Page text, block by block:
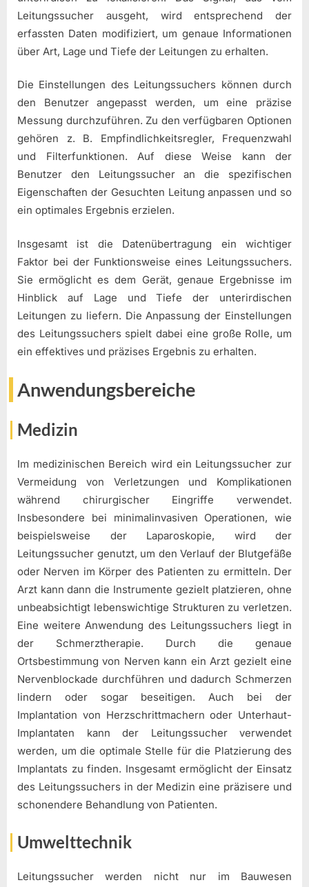
Leitungssucher ausgeht, wird entsprechend der
erfassten Daten modifiziert, um genaue Informationen
über Art, Lage und Tiefe der Leitungen zu erhalten.
Die Einstellungen des Leitungssuchers können durch
den Benutzer angepasst werden, um eine präzise
Messung durchzuführen. Zu den verfügbaren Optionen
gehören z. B. Empfindlichkeitsregler, Frequenzwahl
und Filterfunktionen. Auf diese Weise kann der
Benutzer den Leitungssucher an die spezifischen
Eigenschaften der Gesuchten Leitung anpassen und so
ein optimales Ergebnis erzielen.
Insgesamt ist die Datenübertragung ein wichtiger
Faktor bei der Funktionsweise eines Leitungssuchers.
Sie ermöglicht es dem Gerät, genaue Ergebnisse im
Hinblick auf Lage und Tiefe der unterirdischen
Leitungen zu liefern. Die Anpassung der Einstellungen
des Leitungssuchers spielt dabei eine große Rolle, um
ein effektives und präzises Ergebnis zu erhalten.
Anwendungsbereiche
Medizin
Im medizinischen Bereich wird ein Leitungssucher zur
Vermeidung von Verletzungen und Komplikationen
während chirurgischer Eingriffe verwendet.
Insbesondere bei minimalinvasiven Operationen, wie
beispielsweise der Laparoskopie, wird der
Leitungssucher genutzt, um den Verlauf der Blutgefäße
oder Nerven im Körper des Patienten zu ermitteln. Der
Arzt kann dann die Instrumente gezielt platzieren, ohne
unbeabsichtigt lebenswichtige Strukturen zu verletzen.
Eine weitere Anwendung des Leitungssuchers liegt in
der Schmerztherapie. Durch die genaue
Ortsbestimmung von Nerven kann ein Arzt gezielt eine
Nervenblockade durchführen und dadurch Schmerzen
lindern oder sogar beseitigen. Auch bei der
Implantation von Herzschrittmachern oder Unterhaut-
Implantaten kann der Leitungssucher verwendet
werden, um die optimale Stelle für die Platzierung des
Implantats zu finden. Insgesamt ermöglicht der Einsatz
des Leitungssuchers in der Medizin eine präzisere und
schonendere Behandlung von Patienten.
Umwelttechnik
Leitungssucher werden nicht nur im Bauwesen